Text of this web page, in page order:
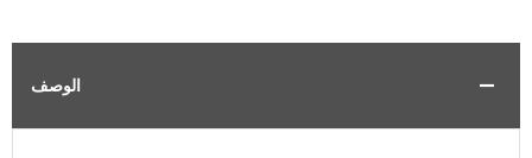
الوصف